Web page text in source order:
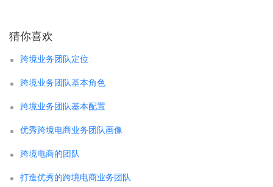
猜你喜欢
跨境业务团队定位
跨境业务团队基本角色
跨境业务团队基本配置
优秀跨境电商业务团队画像
跨境电商的团队
打造优秀的跨境电商业务团队